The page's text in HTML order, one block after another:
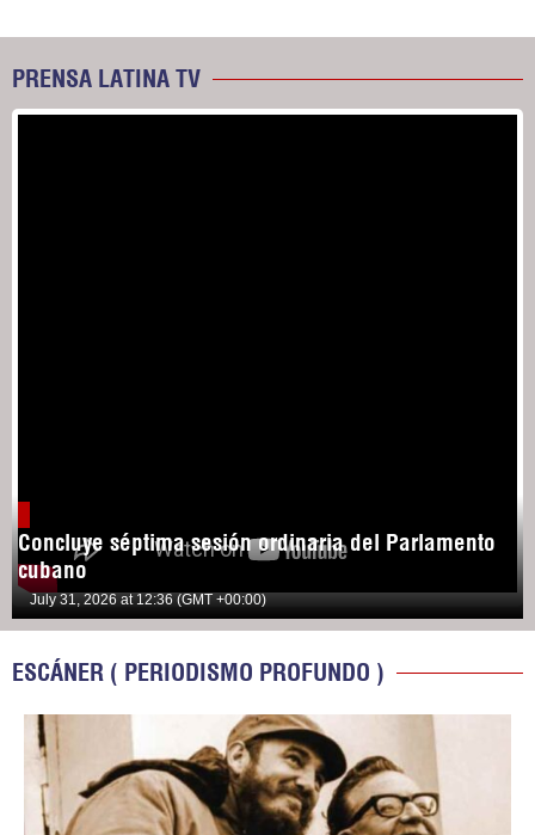
PRENSA LATINA TV
Concluye séptima sesión ordinaria del Parlamento
cubano
July 31, 2026 at 12:36 (GMT +00:00)
ESCÁNER ( PERIODISMO PROFUNDO )